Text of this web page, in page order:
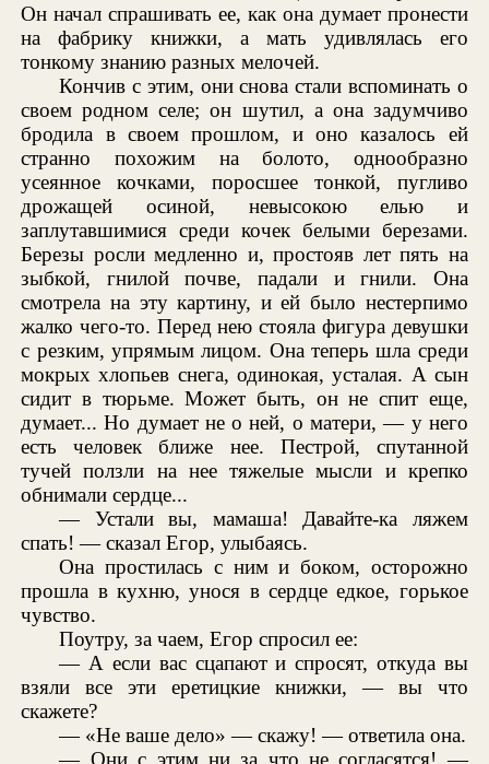
Он начал спрашивать ее, как она думает пронести
на фабрику книжки, а мать удивлялась его
тонкому знанию разных мелочей.
Кончив с этим, они снова стали вспоминать о
своем родном селе; он шутил, а она задумчиво
бродила в своем прошлом, и оно казалось ей
странно похожим на болото, однообразно
усеянное кочками, поросшее тонкой, пугливо
дрожащей осиной, невысокою елью и
заплутавшимися среди кочек белыми березами.
Березы росли медленно и, простояв лет пять на
зыбкой, гнилой почве, падали и гнили. Она
смотрела на эту картину, и ей было нестерпимо
жалко чего-то. Перед нею стояла фигура девушки
с резким, упрямым лицом. Она теперь шла среди
мокрых хлопьев снега, одинокая, усталая. А сын
сидит в тюрьме. Может быть, он не спит еще,
думает... Но думает не о ней, о матери, — у него
есть человек ближе нее. Пестрой, спутанной
тучей ползли на нее тяжелые мысли и крепко
обнимали сердце...
— Устали вы, мамаша! Давайте-ка ляжем
спать! — сказал Егор, улыбаясь.
Она простилась с ним и боком, осторожно
прошла в кухню, унося в сердце едкое, горькое
чувство.
Поутру, за чаем, Егор спросил ее:
— А если вас сцапают и спросят, откуда вы
взяли все эти еретицкие книжки, — вы что
скажете?
— «Не ваше дело» — скажу! — ответила она.
— Они с этим ни за что не согласятся! —